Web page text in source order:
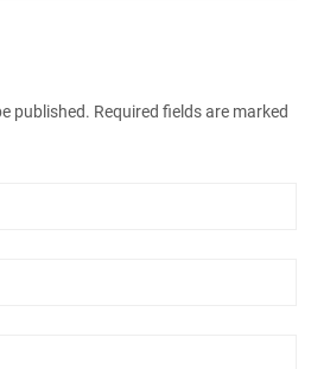
published. Required fields are marked